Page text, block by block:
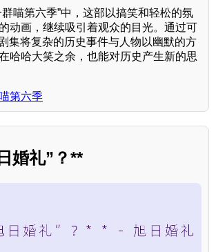
喵第六季”中，这部以搞笑和轻松的氛
动画，继续吸引着观众的目光。通过可
集将复杂的历史事件与人物以幽默的方
哈哈大笑之余，也能对历史产生新的思
第六季
婚礼”？**